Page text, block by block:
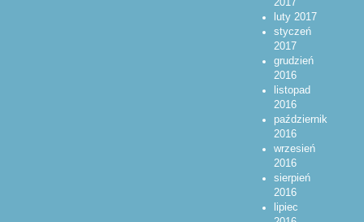
luty 2017
styczeń
2017
grudzień
2016
listopad
2016
październik
2016
wrzesień
2016
sierpień
2016
lipiec